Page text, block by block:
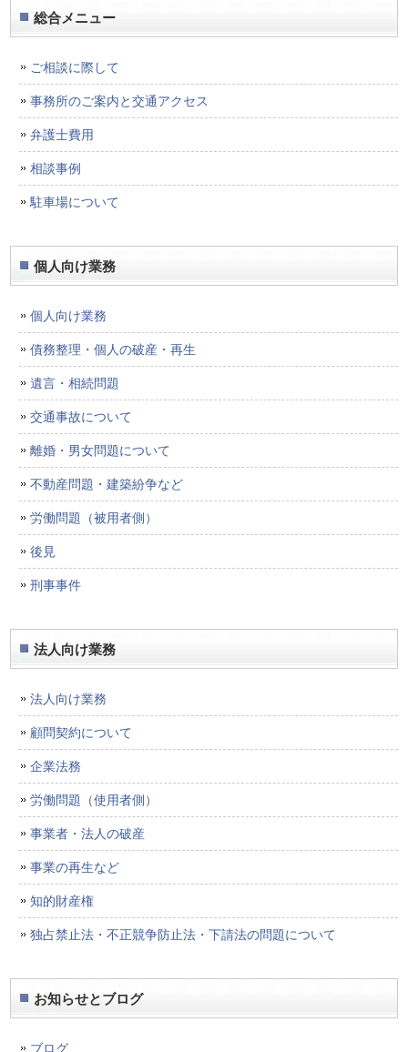
総合メニュー
ご相談に際して
事務所のご案内と交通アクセス
弁護士費用
相談事例
駐車場について
個人向け業務
個人向け業務
債務整理・個人の破産・再生
遺言・相続問題
交通事故について
離婚・男女問題について
不動産問題・建築紛争など
労働問題（被用者側）
後見
刑事事件
法人向け業務
法人向け業務
顧問契約について
企業法務
労働問題（使用者側）
事業者・法人の破産
事業の再生など
知的財産権
独占禁止法・不正競争防止法・下請法の問題について
お知らせとブログ
ブログ